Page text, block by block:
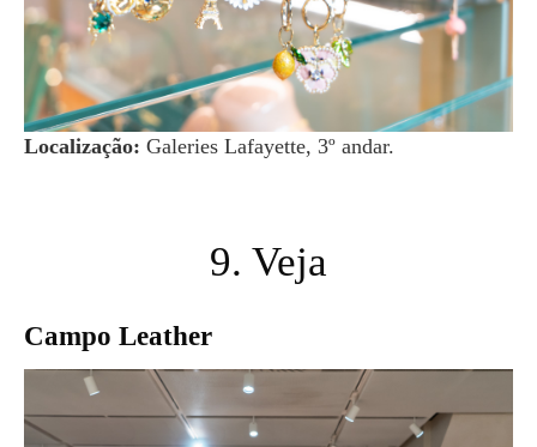
Localização: Galeries Lafayette, 3º andar.
9. Veja
Campo Leather